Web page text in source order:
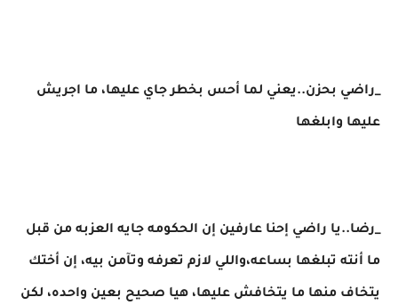
_راضي بحزن..يعني لما أحس بخطر جاي عليها، ما اجريش
عليها وابلغها
_رضا..يا راضي إحنا عارفين إن الحكومه جايه العزبه من قبل
ما أنته تبلغها بساعه،واللي لازم تعرفه وتآمن بيه، إن أختك
يتخاف منها ما يتخافش عليها، هيا صحيح بعين واحده، لكن